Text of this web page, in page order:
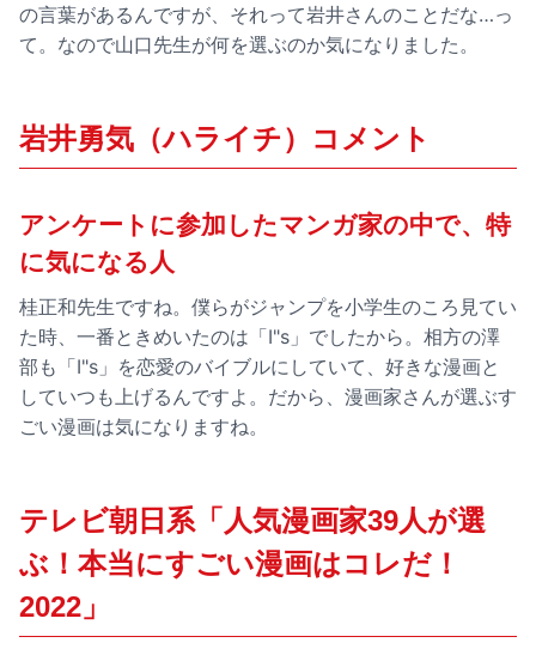
の言葉があるんですが、それって岩井さんのことだな…っ
て。なので山口先生が何を選ぶのか気になりました。
岩井勇気（ハライチ）コメント
アンケートに参加したマンガ家の中で、特
に気になる人
桂正和先生ですね。僕らがジャンプを小学生のころ見てい
た時、一番ときめいたのは「I"s」でしたから。相方の澤
部も「I"s」を恋愛のバイブルにしていて、好きな漫画と
していつも上げるんですよ。だから、漫画家さんが選ぶす
ごい漫画は気になりますね。
テレビ朝日系「人気漫画家39人が選
ぶ！本当にすごい漫画はコレだ！
2022」